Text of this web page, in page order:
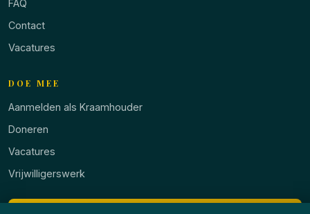
FAQ
Contact
Vacatures
DOE MEE
Aanmelden als Kraamhouder
Doneren
Vacatures
Vrijwilligerswerk